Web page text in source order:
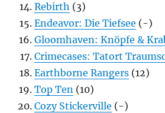
Rebirth (3)
Endeavor: Die Tiefsee (-)
Gloomhaven: Knöpfe &
Crimecases: Tatort
Earthborne Rangers (12)
Top Ten (10)
Cozy Stickerville (-)